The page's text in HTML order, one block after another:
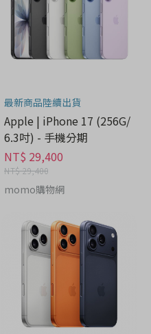
最新商品陸續出貨
Apple | iPhone 17 (256G/
6.3吋) - 手機分期
NT$ 29,400
NT$ 29,400
momo購物網